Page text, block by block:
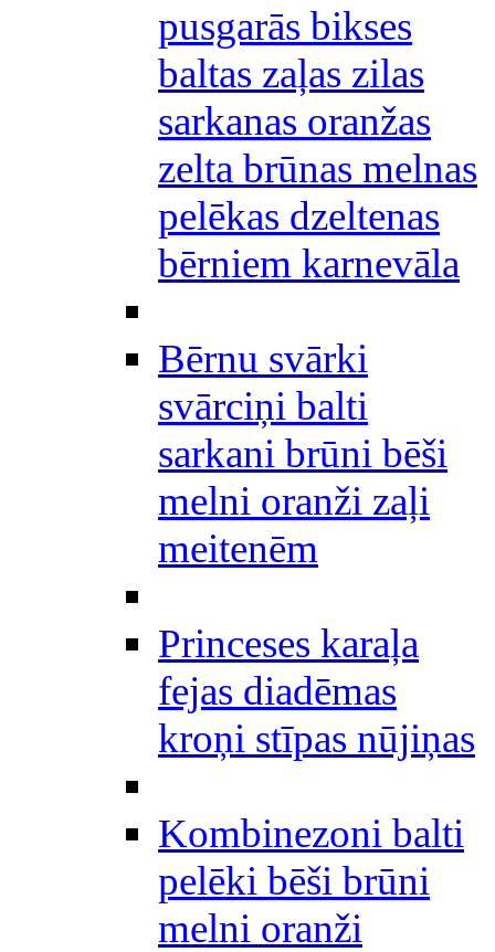
pusgarās bikses
baltas zaļas zilas
sarkanas oranžas
zelta brūnas melnas
pelēkas dzeltenas
bērniem karnevāla
Bērnu svārki
svārciņi balti
sarkani brūni bēši
melni oranži zaļi
meitenēm
Princeses karaļa
fejas diadēmas
kroņi stīpas nūjiņas
Kombinezoni balti
pelēki bēši brūni
melni oranži